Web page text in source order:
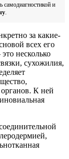
самодиагностикой и
.
за какие-
всех его
несколько
сухожилия,
К ней